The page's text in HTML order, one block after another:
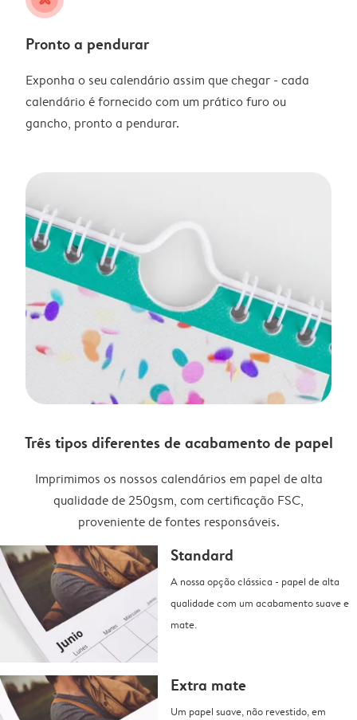
Pronto a pendurar
Exponha o seu calendário assim que chegar - cada
calendário é fornecido com um prático furo ou
gancho, pronto a pendurar.
Três tipos diferentes de acabamento de papel
Imprimimos os nossos calendários em papel de alta
qualidade de 250gsm, com certificação FSC,
proveniente de fontes responsáveis.
Standard
A nossa opção clássica - papel de alta
qualidade com um acabamento suave e
mate.
Extra mate
Um papel suave, não revestido, em